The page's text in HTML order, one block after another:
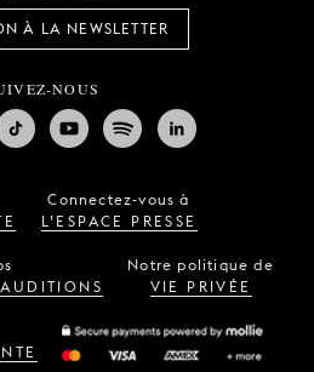
À LA NEWSLETTER
NOUS
Connectez-vous à
L’ESPACE PRESSE
Notre politique de
VIE PRIVÉE